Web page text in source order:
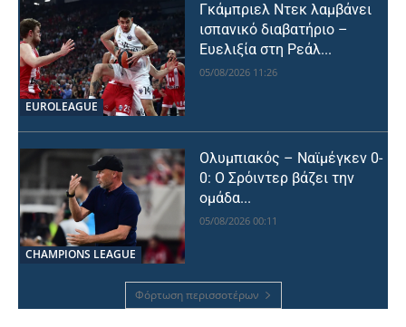
EUROLEAGUE
Γκάμπριελ Ντεκ λαμβάνει
ισπανικό διαβατήριο –
Ευελιξία στη Ρεάλ...
05/08/2026 11:26
CHAMPIONS LEAGUE
Ολυμπιακός – Ναϊμέγκεν 0-
0: Ο Σρόιντερ βάζει την
ομάδα...
05/08/2026 00:11
Φόρτωση περισσοτέρων